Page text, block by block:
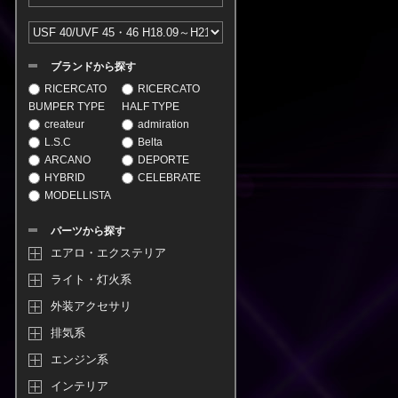
ブランドから探す
RICERCATO
BUMPER TYPE
RICERCATO
HALF TYPE
createur
admiration
L.S.C
Belta
ARCANO
DEPORTE
HYBRID
CELEBRATE
MODELLISTA
パーツから探す
エアロ・エクステリア
ライト・灯火系
外装アクセサリ
排気系
エンジン系
インテリア